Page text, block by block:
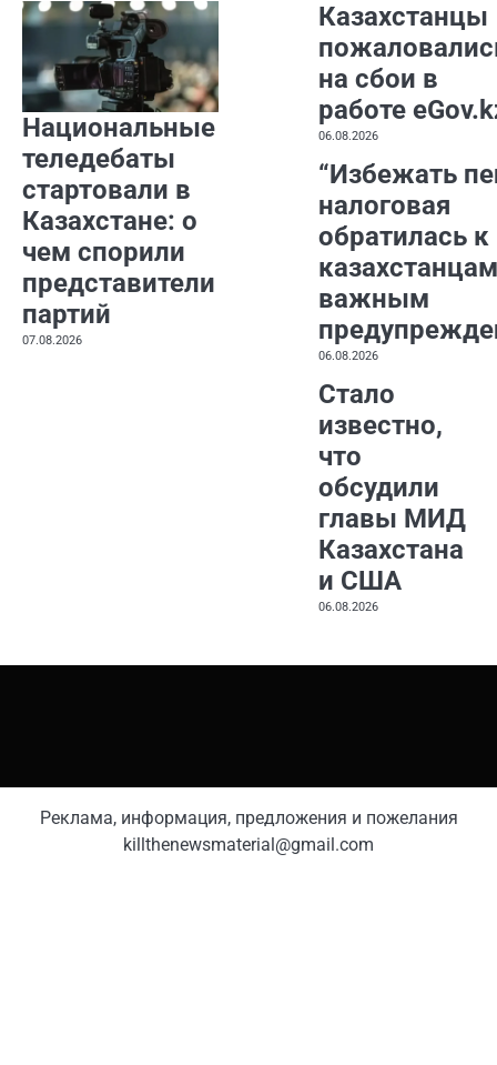
Национальные
теледебаты
стартовали в
Казахстане: о
чем спорили
представители
партий
07.08.2026
Казахстанцы
на сбои в
работе
06.08.2026
“Избежать
налоговая
обратилась к
важным
06.08.2026
Стало
известно,
что
обсудили
главы МИД
Казахстана
и США
06.08.2026
Реклама, информация, предложения и пожелания
killthenewsmaterial@gmail.com